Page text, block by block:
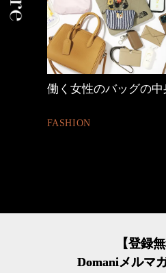
優木まおみさん「女の
【登録無
Domaniメルマ